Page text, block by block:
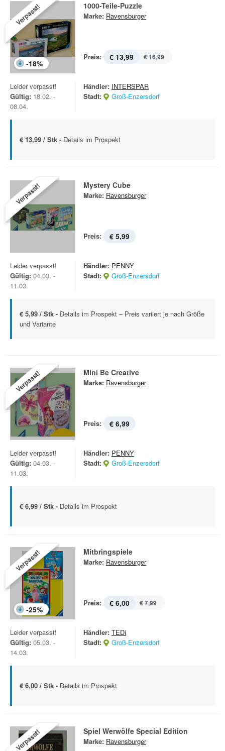
Verpasst!
-18%
1000-Teile-Puzzle
Marke: Ravensburger
Preis: € 13,99 € 16,99
Leider verpasst!
Gültig: 18.02. -
08.04.
Händler: INTERSPAR
Stadt:
Groß-Enzersdorf
€ 13,99 / Stk - Details im Prospekt
Verpasst! Mystery Cube
Marke: Ravensburger
Preis: € 5,99
Leider verpasst!
Gültig: 04.03. -
11.03.
Händler: PENNY
Stadt:
Groß-Enzersdorf
€ 5,99 / Stk - Details im Prospekt – Preis variiert je nach Größe
und Variante
Verpasst! Mini Be Creative
Marke: Ravensburger
Preis: € 6,99
Leider verpasst!
Gültig: 04.03. -
11.03.
Händler: PENNY
Stadt:
Groß-Enzersdorf
€ 6,99 / Stk - Details im Prospekt
Verpasst!
-25%
Mitbringspiele
Marke: Ravensburger
Preis: € 6,00 € 7,99
Leider verpasst!
Gültig: 05.03. -
14.03.
Händler: TEDi
Stadt:
Groß-Enzersdorf
€ 6,00 / Stk - Details im Prospekt
Verpasst! Spiel Werwölfe Special Edition
Marke: Ravensburger